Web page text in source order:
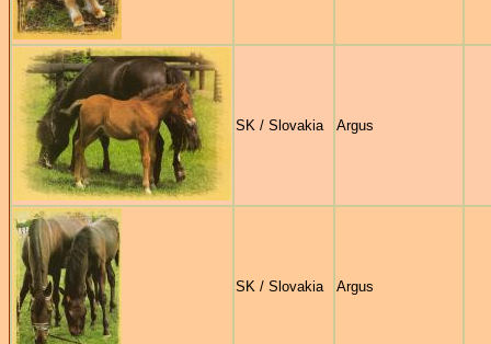
SK / Slovakia Argus
SK / Slovakia Argus